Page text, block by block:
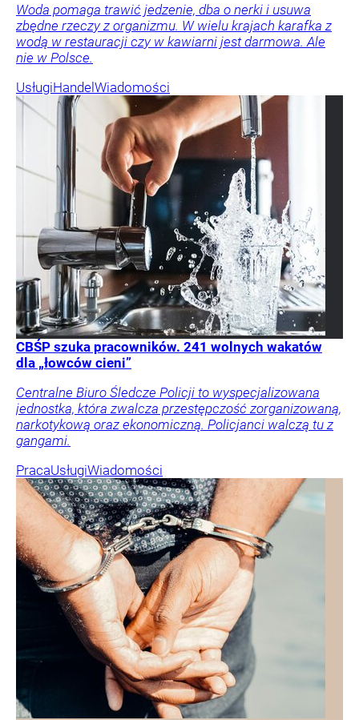
Woda pomaga trawić jedzenie, dba o nerki i usuwa
zbędne rzeczy z organizmu. W wielu krajach karafka z
wodą w restauracji czy w kawiarni jest darmowa. Ale
nie w Polsce.
UsługiHandelWiadomości
CBŚP szuka pracowników. 241 wolnych wakatów
dla „łowców cieni”
Centralne Biuro Śledcze Policji to wyspecjalizowana
jednostka, która zwalcza przestępczość zorganizowaną,
narkotykową oraz ekonomiczną. Policjanci walczą tu z
gangami.
PracaUsługiWiadomości